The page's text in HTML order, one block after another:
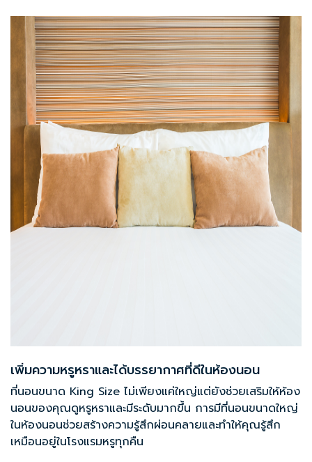
เพิ่มความหรูหราและได้บรรยากาศที่ดีในห้องนอน
ที่นอนขนาด King Size ไม่เพียงแค่ใหญ่แต่ยังช่วยเสริมให้ห้อง
นอนของคุณดูหรูหราและมีระดับมากขึ้น การมีที่นอนขนาดใหญ่
ในห้องนอนช่วยสร้างความรู้สึกผ่อนคลายและทำให้คุณรู้สึก
เหมือนอยู่ในโรงแรมหรูทุกคืน